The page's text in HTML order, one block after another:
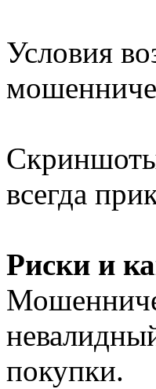
Условия
всегда
Риски и
покупки.